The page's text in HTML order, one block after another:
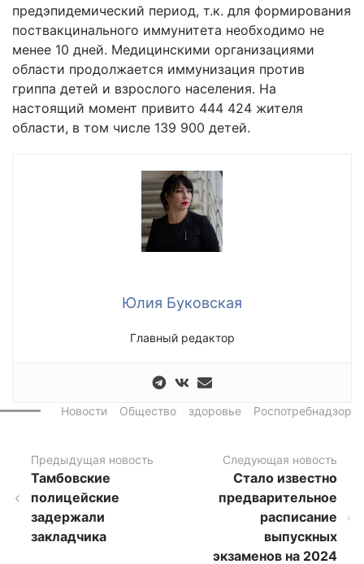
предэпидемический период, т.к. для формирования
поствакцинального иммунитета необходимо не
менее 10 дней. Медицинскими организациями
области продолжается иммунизация против
гриппа детей и взрослого населения. На
настоящий момент привито 444 424 жителя
области, в том числе 139 900 детей.
Юлия Буковская
Главный редактор
Новости Общество здоровье Роспотребнадзор
Предыдущая новость
Тамбовские
полицейские
задержали
закладчика
Следующая новость
Стало известно
предварительное
расписание
выпускных
экзаменов на 2024